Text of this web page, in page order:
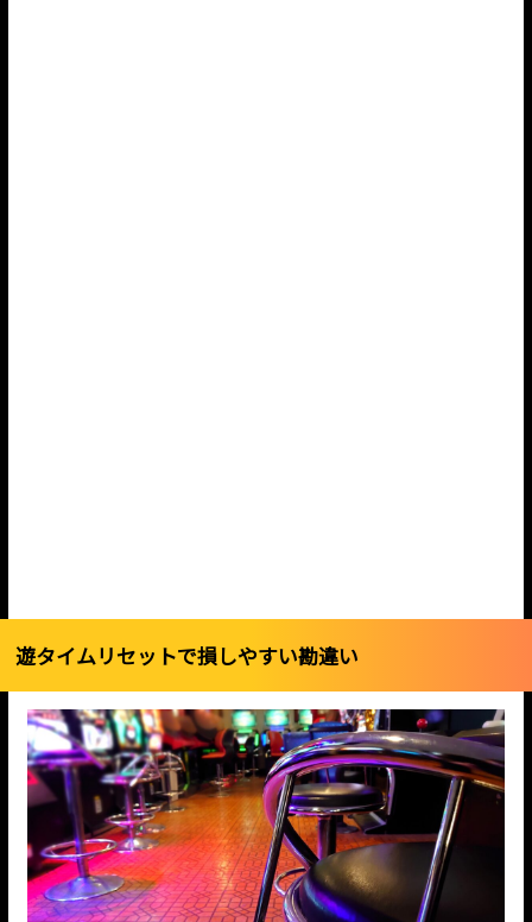
遊タイムリセットで損しやすい勘違い